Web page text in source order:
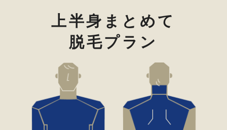
上半身まとめて
脱毛プラン